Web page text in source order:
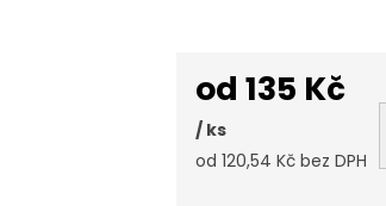
od 135 Kč
/ ks
od 120,54 Kč bez DPH